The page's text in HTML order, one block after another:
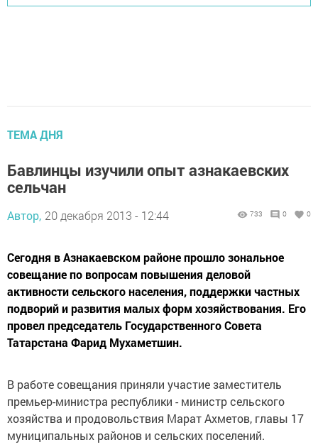
ТЕМА ДНЯ
Бавлинцы изучили опыт азнакаевских
сельчан
Автор, 20 декабря 2013 - 12:44 733 0 0
Сегодня в Азнакаевском районе прошло зональное
совещание по вопросам повышения деловой
активности сельского населения, поддержки частных
подворий и развития малых форм хозяйствования. Его
провел председатель Государственного Совета
Татарстана Фарид Мухаметшин.
В работе совещания приняли участие заместитель
премьер-министра республики - министр сельского
хозяйства и продовольствия Марат Ахметов, главы 17
муниципальных районов и сельских поселений.